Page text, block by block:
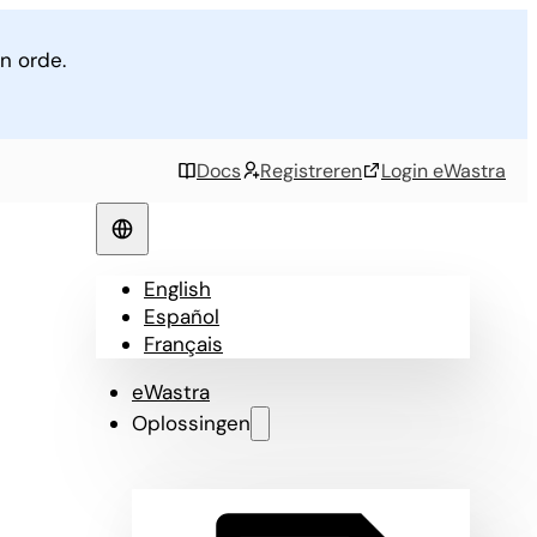
orde.
Docs Registreren Login eWastra
English
Español
Français
eWastra
Oplossingen